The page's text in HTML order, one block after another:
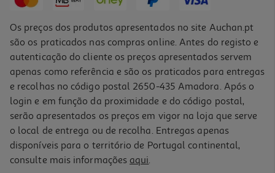
Auriculares Sem Fios Qilive Q.1342 Led Screen Preto
Os preços dos produtos apresentados no site Auchan.pt
são os praticados nas compras online. Antes do registo e
autenticação do cliente os preços apresentados servem
apenas como referência e são os praticados para entregas
e recolhas no código postal 2650-435 Amadora. Após o
login e em função da proximidade e do código postal,
serão apresentados os preços em vigor na loja que serve
o local de entrega ou de recolha. Entregas apenas
disponíveis para o território de Portugal continental,
consulte mais informações aqui.